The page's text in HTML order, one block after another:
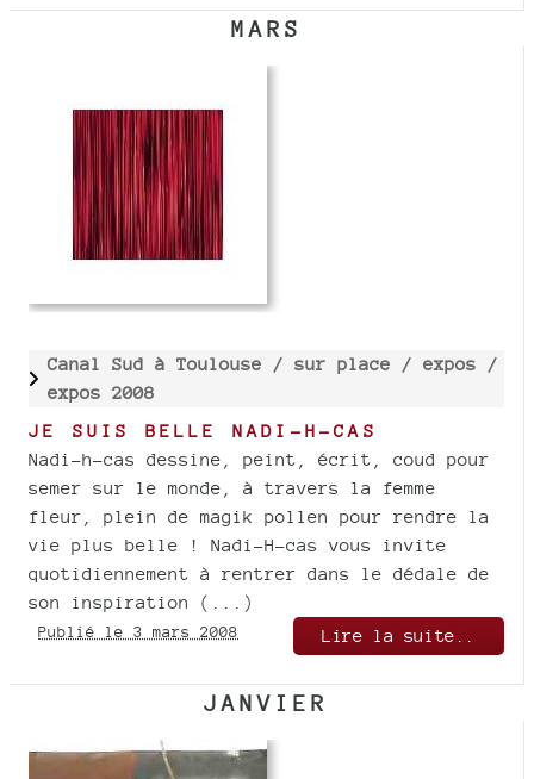
MARS
Canal Sud à Toulouse / sur place / expos /
expos 2008
JE SUIS BELLE NADI-H-CAS
Nadi-h-cas dessine, peint, écrit, coud pour
semer sur le monde, à travers la femme
fleur, plein de magik pollen pour rendre la
vie plus belle ! Nadi-H-cas vous invite
quotidiennement à rentrer dans le dédale de
son inspiration (...)
Publié le 3 mars 2008 Lire la suite..
JANVIER